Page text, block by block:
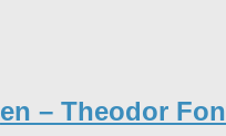
– Theodor